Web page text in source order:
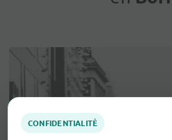
CONFIDENTIALITÉ